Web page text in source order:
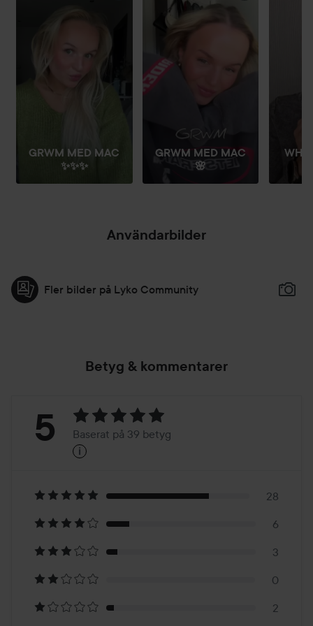
GRWM MED MAC
✨✨✨
GRWM MED MAC
🌸
Användarbilder
Fler bilder på Lyko Community
Betyg & kommentarer
Betyg:
Baserat
på
39
betyg
5 Baserat på 39 betyg
i
28
6
3
0
2